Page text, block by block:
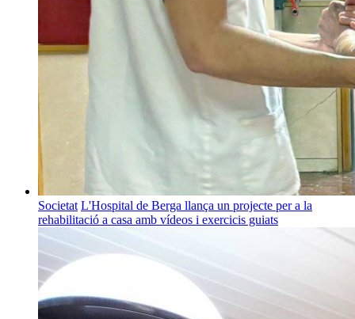
Societat L'Hospital de Berga llança un projecte per a la
rehabilitació a casa amb vídeos i exercicis guiats